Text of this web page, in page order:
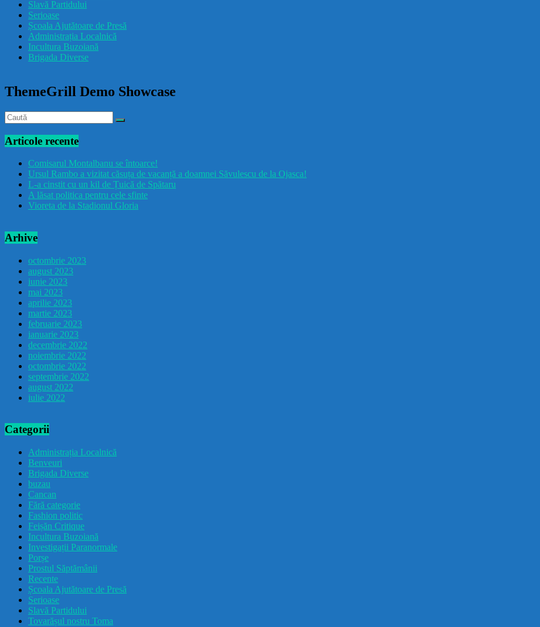
Slavă Partidului
Serioase
Școala Ajutătoare de Presă
Administrația Localnică
Incultura Buzoiană
Brigada Diverse
ThemeGrill Demo Showcase
Articole recente
Comisarul Montalbanu se întoarce!
Ursul Rambo a vizitat căsuța de vacanță a doamnei Săvulescu de la Ojasca!
L-a cinstit cu un kil de Țuică de Spătaru
A lăsat politica pentru cele sfinte
Vioreta de la Stadionul Gloria
Arhive
octombrie 2023
august 2023
iunie 2023
mai 2023
aprilie 2023
martie 2023
februarie 2023
ianuarie 2023
decembrie 2022
noiembrie 2022
octombrie 2022
septembrie 2022
august 2022
iulie 2022
Categorii
Administrația Localnică
Benveuri
Brigada Diverse
buzau
Cancan
Fără categorie
Fashion politic
Feișăn Critique
Incultura Buzoiană
Investigații Paranormale
Porșe
Prostul Săptămânii
Recente
Școala Ajutătoare de Presă
Serioase
Slavă Partidului
Tovarășul nostru Toma